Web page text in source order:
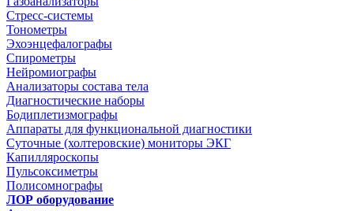
Стресс-системы
Тонометры
Эхоэнцефалографы
Спирометры
Нейромиографы
Анализаторы состава тела
Диагностические наборы
Бодиплетизмографы
Аппараты для функциональной диагностики
Суточные (холтеровские) мониторы ЭКГ
Капилляроскопы
Пульсоксиметры
Полисомнографы
ЛОР оборудование